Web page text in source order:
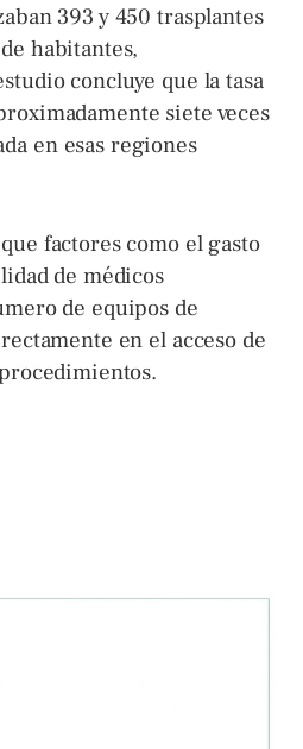
393 y 450 trasplantes
habitantes,
concluye que la tasa
siete veces
en esas regiones
factores como el gasto
de médicos
de equipos de
en el acceso de